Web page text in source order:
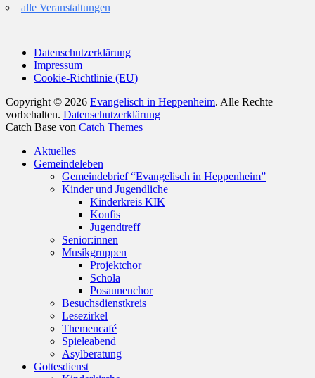
alle Veranstaltungen
Datenschutzerklärung
Impressum
Cookie-Richtlinie (EU)
Copyright © 2026 Evangelisch in Heppenheim. Alle Rechte
vorbehalten. Datenschutzerklärung
Catch Base von Catch Themes
oben
scrollen
Aktuelles
Gemeindeleben
Gemeindebrief “Evangelisch in Heppenheim”
Kinder und Jugendliche
Kinderkreis KIK
Konfis
Jugendtreff
Senior:innen
Musikgruppen
Projektchor
Schola
Posaunenchor
Besuchsdienstkreis
Lesezirkel
Themencafé
Spieleabend
Asylberatung
Gottesdienst